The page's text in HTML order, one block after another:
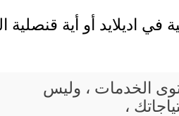
اديلايد أو أية قنصلية
الخدمات ، وليس
،